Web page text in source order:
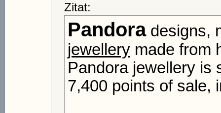
Zitat:
Pandoradesigns,
jewellery made from
Pandora jewellery is
7,400 points of sale,